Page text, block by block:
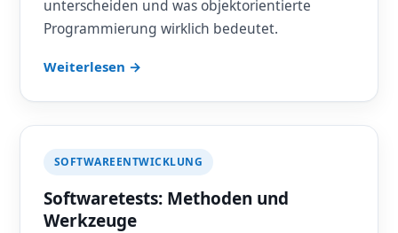
unterscheiden und was objektorientierte
Programmierung wirklich bedeutet.
Weiterlesen →
SOFTWAREENTWICKLUNG
Softwaretests: Methoden und
Werkzeuge